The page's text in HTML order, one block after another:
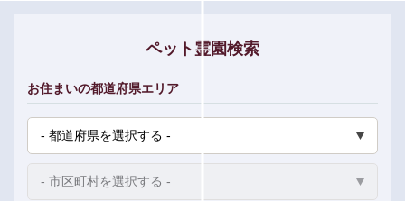
ペット霊園検索
お住まいの都道府県エリア